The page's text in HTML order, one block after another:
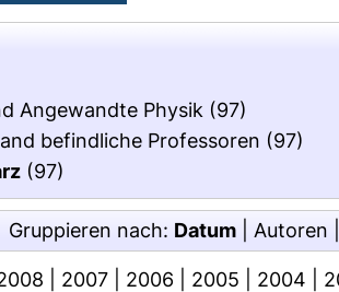
Angewandte Physik (97)
befindliche Professoren (97)
(97)
Gruppieren nach: Datum Autoren
2007 2006 2005 2004